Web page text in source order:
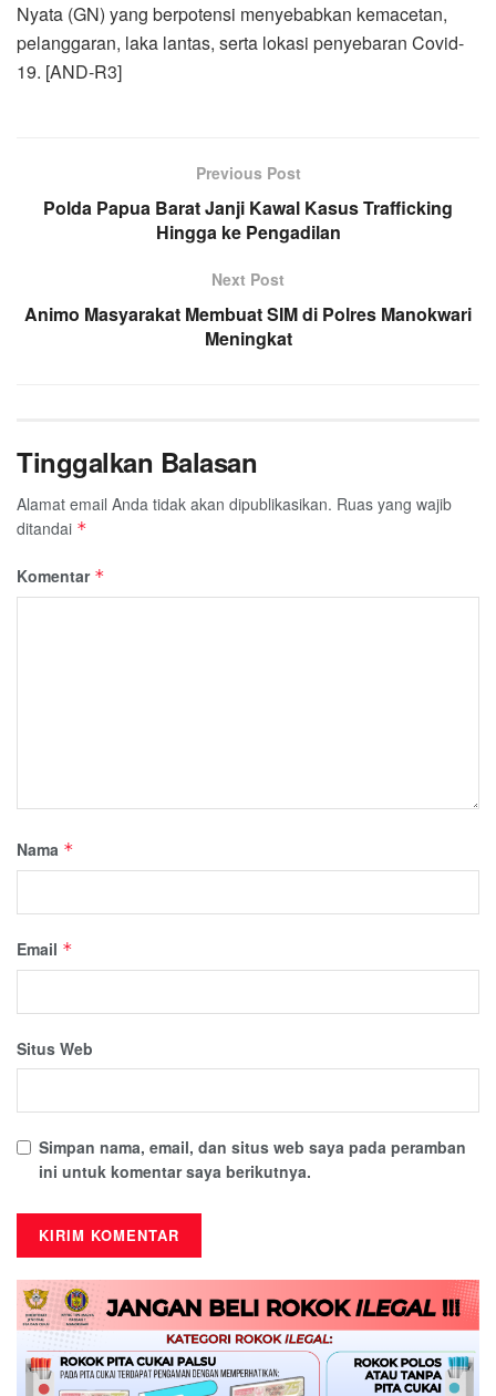
Nyata (GN) yang berpotensi menyebabkan kemacetan,
pelanggaran, laka lantas, serta lokasi penyebaran Covid-
19. [AND-R3]
Previous Post
Polda Papua Barat Janji Kawal Kasus Trafficking
Hingga ke Pengadilan
Next Post
Animo Masyarakat Membuat SIM di Polres Manokwari
Meningkat
Tinggalkan Balasan
Alamat email Anda tidak akan dipublikasikan. Ruas yang wajib
ditandai *
Komentar *
Nama *
Email *
Situs Web
Simpan nama, email, dan situs web saya pada peramban
ini untuk komentar saya berikutnya.